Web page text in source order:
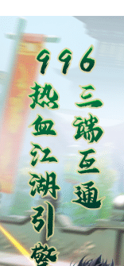
首页